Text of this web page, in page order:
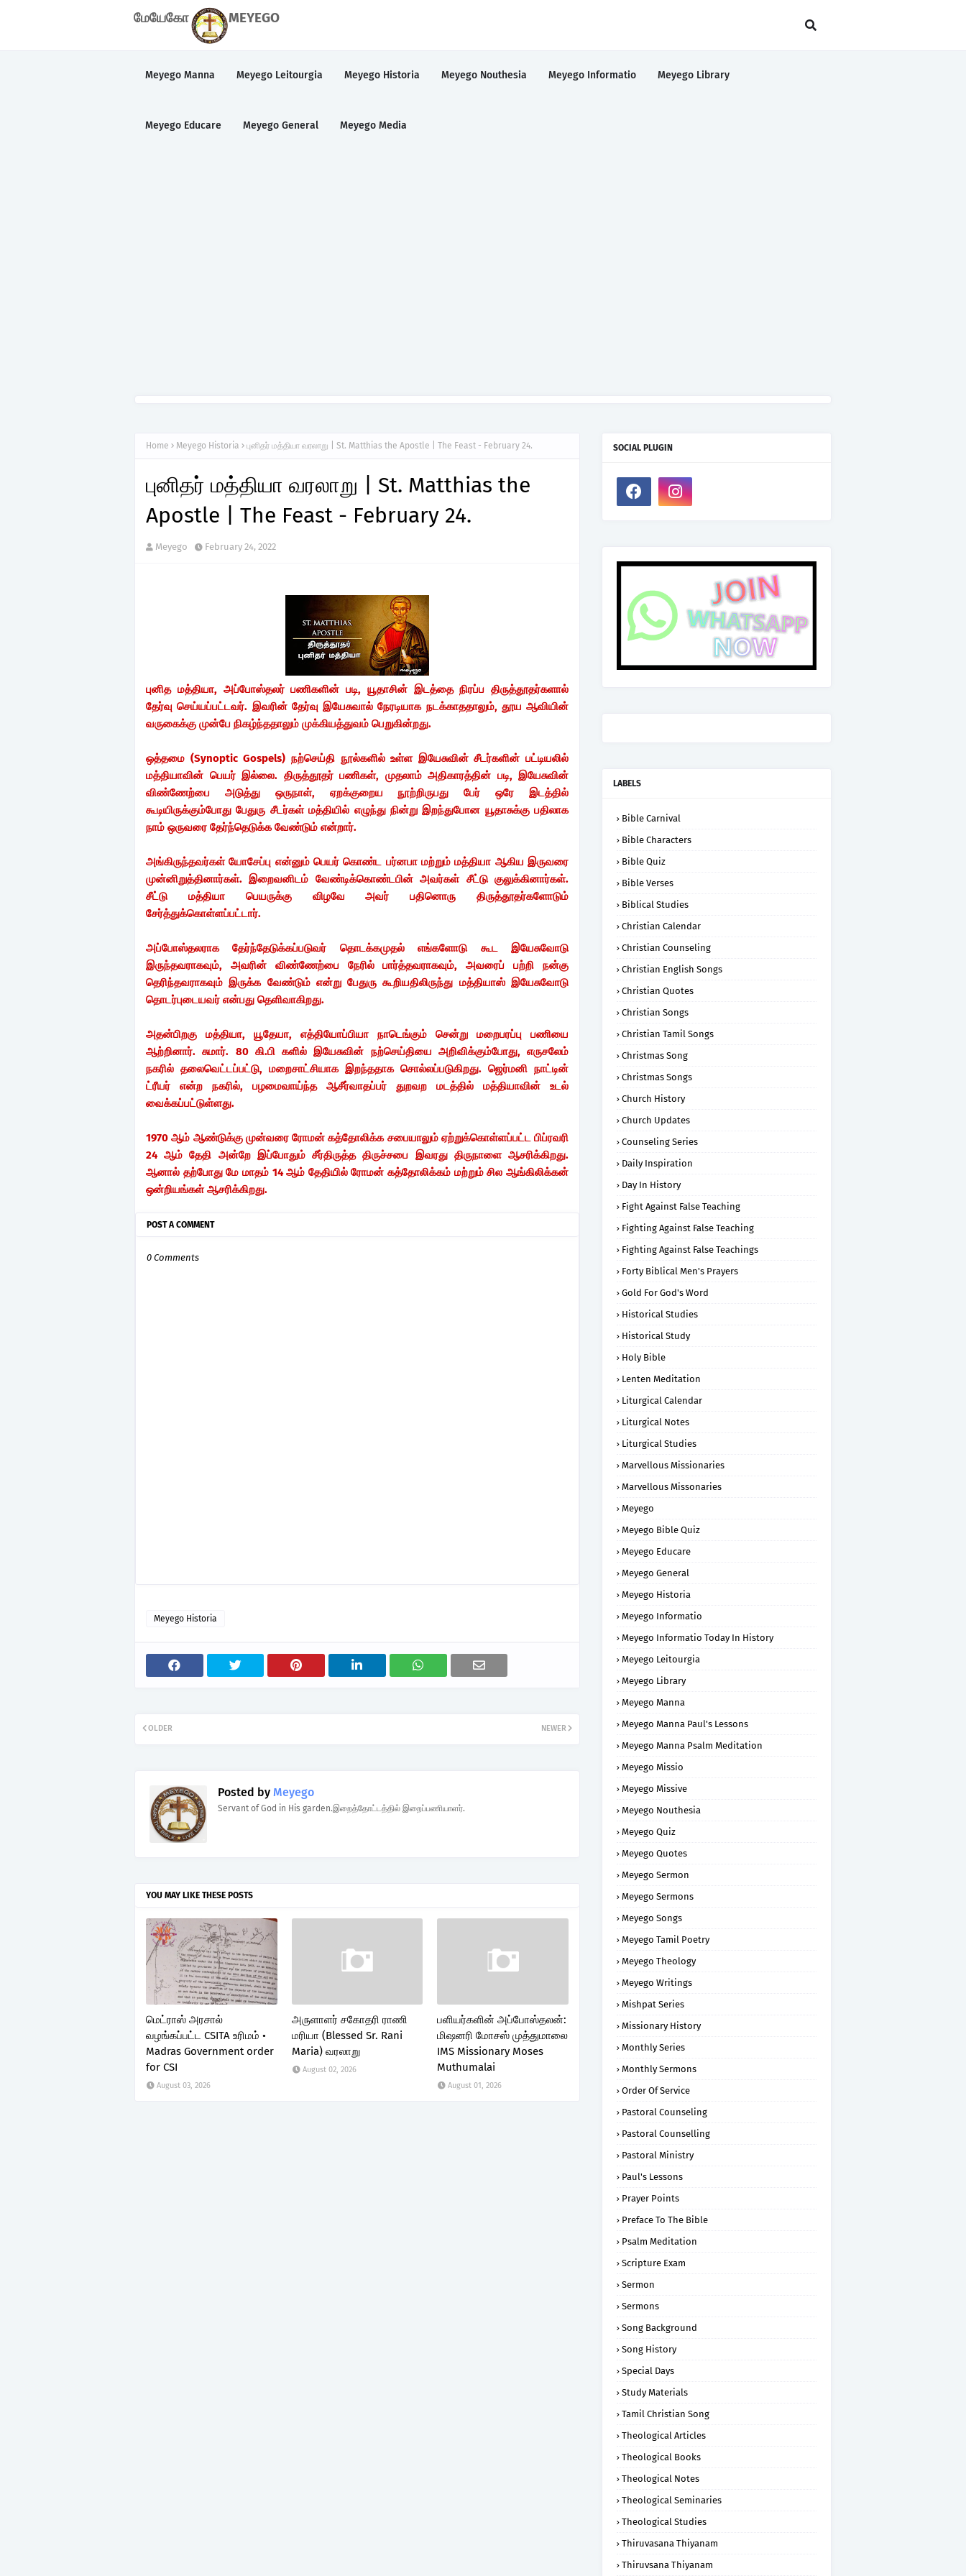
மேயேகோ MEYEGO
Meyego Manna Meyego Leitourgia Meyego Historia Meyego Nouthesia Meyego Informatio Meyego Library
Meyego Educare Meyego General Meyego Media
Home Meyego Historia புனிதர் மத்தியா வரலாறு | St. Matthias the Apostle | The Feast - February 24.
புனிதர் மத்தியா வரலாறு | St. Matthias the
Apostle | The Feast - February 24.
Meyego February 24, 2022
புனித மத்தியா, அப்போஸ்தலர் பணிகளின் படி, யூதாசின் இடத்தை நிரப்ப திருத்தூதர்களால்
தேர்வு செய்யப்பட்டவர். இவரின் தேர்வு இயேசுவால் நேரடியாக நடக்காததாலும், தூய ஆவியின்
வருகைக்கு முன்பே நிகழ்ந்ததாலும் முக்கியத்துவம் பெறுகின்றது.
ஒத்தமை (Synoptic Gospels) நற்செய்தி நூல்களில் உள்ள இயேசுவின் சீடர்களின் பட்டியலில்
மத்தியாவின் பெயர் இல்லை. திருத்தூதர் பணிகள், முதலாம் அதிகாரத்தின் படி, இயேசுவின்
விண்ணேற்பை அடுத்து ஒருநாள், ஏறக்குறைய நூற்றிருபது பேர் ஒரே இடத்தில்
கூடியிருக்கும்போது பேதுரு சீடர்கள் மத்தியில் எழுந்து நின்று இறந்துபோன யூதாசுக்கு பதிலாக
நாம் ஒருவரை தேர்ந்தெடுக்க வேண்டும் என்றார்.
அங்கிருந்தவர்கள் யோசேப்பு என்னும் பெயர் கொண்ட பர்னபா மற்றும் மத்தியா ஆகிய இருவரை
முன்னிறுத்தினார்கள். இறைவனிடம் வேண்டிக்கொண்டபின் அவர்கள் சீட்டு குலுக்கினார்கள்.
சீட்டு மத்தியா பெயருக்கு விழவே அவர் பதினொரு திருத்தூதர்களோடும்
சேர்த்துக்கொள்ளப்பட்டார்.
அப்போஸ்தலராக தேர்ந்தேடுக்கப்படுவர் தொடக்கமுதல் எங்களோடு கூட இயேசுவோடு
இருந்தவராகவும், அவரின் விண்ணேற்பை நேரில் பார்த்தவராகவும், அவரைப் பற்றி நன்கு
தெரிந்தவராகவும் இருக்க வேண்டும் என்று பேதுரு கூறியதிலிருந்து மத்தியாஸ் இயேசுவோடு
தொடர்புடையவர் என்பது தெளிவாகிறது.
அதன்பிறகு மத்தியா, யூதேயா, எத்தியோப்பியா நாடெங்கும் சென்று மறைபரப்பு பணியை
ஆற்றினார். சுமார். 80 கி.பி களில் இயேசுவின் நற்செய்தியை அறிவிக்கும்போது, எருசலேம்
நகரில் தலைவெட்டப்பட்டு, மறைசாட்சியாக இறந்ததாக சொல்லப்படுகிறது. ஜெர்மனி நாட்டின்
ட்ரீயர் என்ற நகரில், பழமைவாய்ந்த ஆசீர்வாதப்பர் துறவற மடத்தில் மத்தியாவின் உடல்
வைக்கப்பட்டுள்ளது.
1970 ஆம் ஆண்டுக்கு முன்வரை ரோமன் கத்தோலிக்க சபையாலும் ஏற்றுக்கொள்ளப்பட்ட பிப்ரவரி
24 ஆம் தேதி அன்றே இப்போதும் சீர்திருத்த திருச்சபை இவரது திருநாளை ஆசரிக்கிறது.
ஆனால் தற்போது மே மாதம் 14 ஆம் தேதியில் ரோமன் கத்தோலிக்கம் மற்றும் சில ஆங்கிலிக்கன்
ஒன்றியங்கள் ஆசரிக்கிறது.
POST A COMMENT
0 Comments
Meyego Historia
NEWER
OLDER
Posted by Meyego
Servant of God in His garden.இறைத்தோட்டத்தில் இறைப்பணியாளர்.
YOU MAY LIKE THESE POSTS
மெட்ராஸ் அரசால்
வழங்கப்பட்ட CSITA உரிமம் •
Madras Government order
for CSI
August 03, 2026
அருளாளர் சகோதரி ராணி
மரியா (Blessed Sr. Rani
Maria) வரலாறு
August 02, 2026
பளியர்களின் அப்போஸ்தலன்:
மிஷனரி மோசஸ் முத்துமாலை
IMS Missionary Moses
Muthumalai
August 01, 2026
SOCIAL PLUGIN
LABELS
Bible Carnival
Bible Characters
Bible Quiz
Bible Verses
Biblical Studies
Christian Calendar
Christian Counseling
Christian English Songs
Christian Quotes
Christian Songs
Christian Tamil Songs
Christmas Song
Christmas Songs
Church History
Church Updates
Counseling Series
Daily Inspiration
Day In History
Fight Against False Teaching
Fighting Against False Teaching
Fighting Against False Teachings
Forty Biblical Men's Prayers
Gold For God's Word
Historical Studies
Historical Study
Holy Bible
Lenten Meditation
Liturgical Calendar
Liturgical Notes
Liturgical Studies
Marvellous Missionaries
Marvellous Missonaries
Meyego
Meyego Bible Quiz
Meyego Educare
Meyego General
Meyego Historia
Meyego Informatio
Meyego Informatio Today In History
Meyego Leitourgia
Meyego Library
Meyego Manna
Meyego Manna Paul's Lessons
Meyego Manna Psalm Meditation
Meyego Missio
Meyego Missive
Meyego Nouthesia
Meyego Quiz
Meyego Quotes
Meyego Sermon
Meyego Sermons
Meyego Songs
Meyego Tamil Poetry
Meyego Theology
Meyego Writings
Mishpat Series
Missionary History
Monthly Series
Monthly Sermons
Order Of Service
Pastoral Counseling
Pastoral Counselling
Pastoral Ministry
Paul's Lessons
Prayer Points
Preface To The Bible
Psalm Meditation
Scripture Exam
Sermon
Sermons
Song Background
Song History
Special Days
Study Materials
Tamil Christian Song
Theological Articles
Theological Books
Theological Notes
Theological Seminaries
Theological Studies
Thiruvasana Thiyanam
Thiruvsana Thiyanam